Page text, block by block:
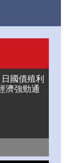
國債殖利
濟強勁通